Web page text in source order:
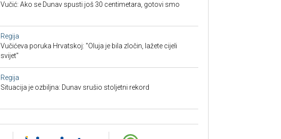
Vučić: Ako se Dunav spusti još 30 centimetara, gotovi smo
Regija
Vučićeva poruka Hrvatskoj: "Oluja je bila zločin, lažete cijeli
svijet"
Regija
Situacija je ozbiljna: Dunav srušio stoljetni rekord